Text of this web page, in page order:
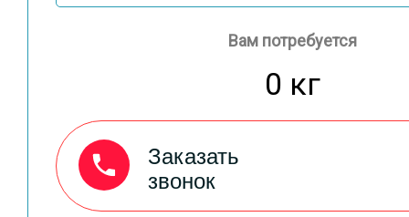
Вам потребуется
0 кг
Заказать
звонок